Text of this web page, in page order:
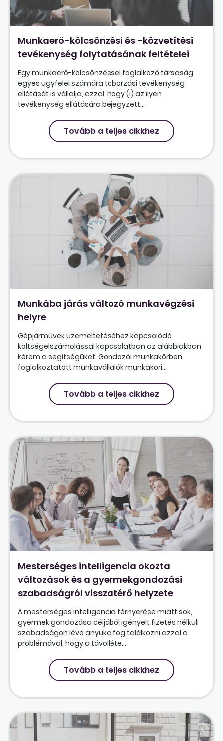
Munkaerő-kölcsönzési és -közvetítési
tevékenység folytatásának feltételei
Egy munkaerő-kölcsönzéssel foglalkozó társaság
egyes ügyfelei számára toborzási tevékenység
ellátását is vállalja, azzal, hogy (i) az ilyen
tevékenység ellátására bejegyzett...
Tovább a teljes cikkhez
Munkába járás változó munkavégzési
helyre
Gépjárművek üzemeltetéséhez kapcsolódó
költségelszámolással kapcsolatban az alábbiakban
kérem a segítségüket. Gondozói munkakörben
foglalkoztatott munkavállalók munkaköri...
Tovább a teljes cikkhez
Mesterséges intelligencia okozta
változások és a gyermekgondozási
szabadságról visszatérő helyzete
A mesterséges intelligencia térnyerése miatt sok,
gyermek gondozása céljából igényelt fizetés nélküli
szabadságon lévő anyuka fog találkozni azzal a
problémával, hogy a távolléte...
Tovább a teljes cikkhez